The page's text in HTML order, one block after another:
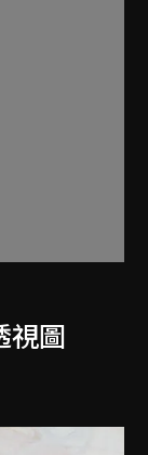
視圖